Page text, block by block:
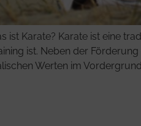
Karate? Karate ist eine
ist. Neben der
Werten im